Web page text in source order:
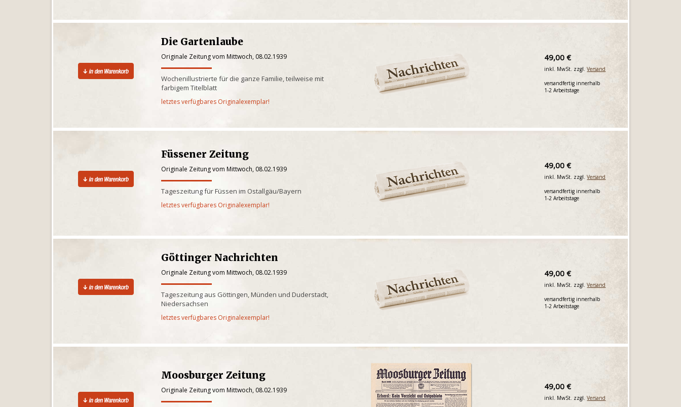
Die Gartenlaube
Originale Zeitung vom Mittwoch, 08.02.1939
Wochenillustrierte für die ganze Familie, teilweise mit
farbigem Titelblatt
letztes verfügbares Originalexemplar!
49,00 €
inkl. MwSt. zzgl.Versand
versandfertig innerhalb
1-2 Arbeitstage
Füssener Zeitung
Originale Zeitung vom Mittwoch, 08.02.1939
Tageszeitung für Füssen im Ostallgäu/Bayern
letztes verfügbares Originalexemplar!
49,00 €
inkl. MwSt. zzgl.Versand
versandfertig innerhalb
1-2 Arbeitstage
Göttinger Nachrichten
Originale Zeitung vom Mittwoch, 08.02.1939
Tageszeitung aus Göttingen, Münden und Duderstadt,
Niedersachsen
letztes verfügbares Originalexemplar!
49,00 €
inkl. MwSt. zzgl.Versand
versandfertig innerhalb
1-2 Arbeitstage
Moosburger Zeitung
Originale Zeitung vom Mittwoch, 08.02.1939 49,00 €
inkl. MwSt. zzgl.Versand